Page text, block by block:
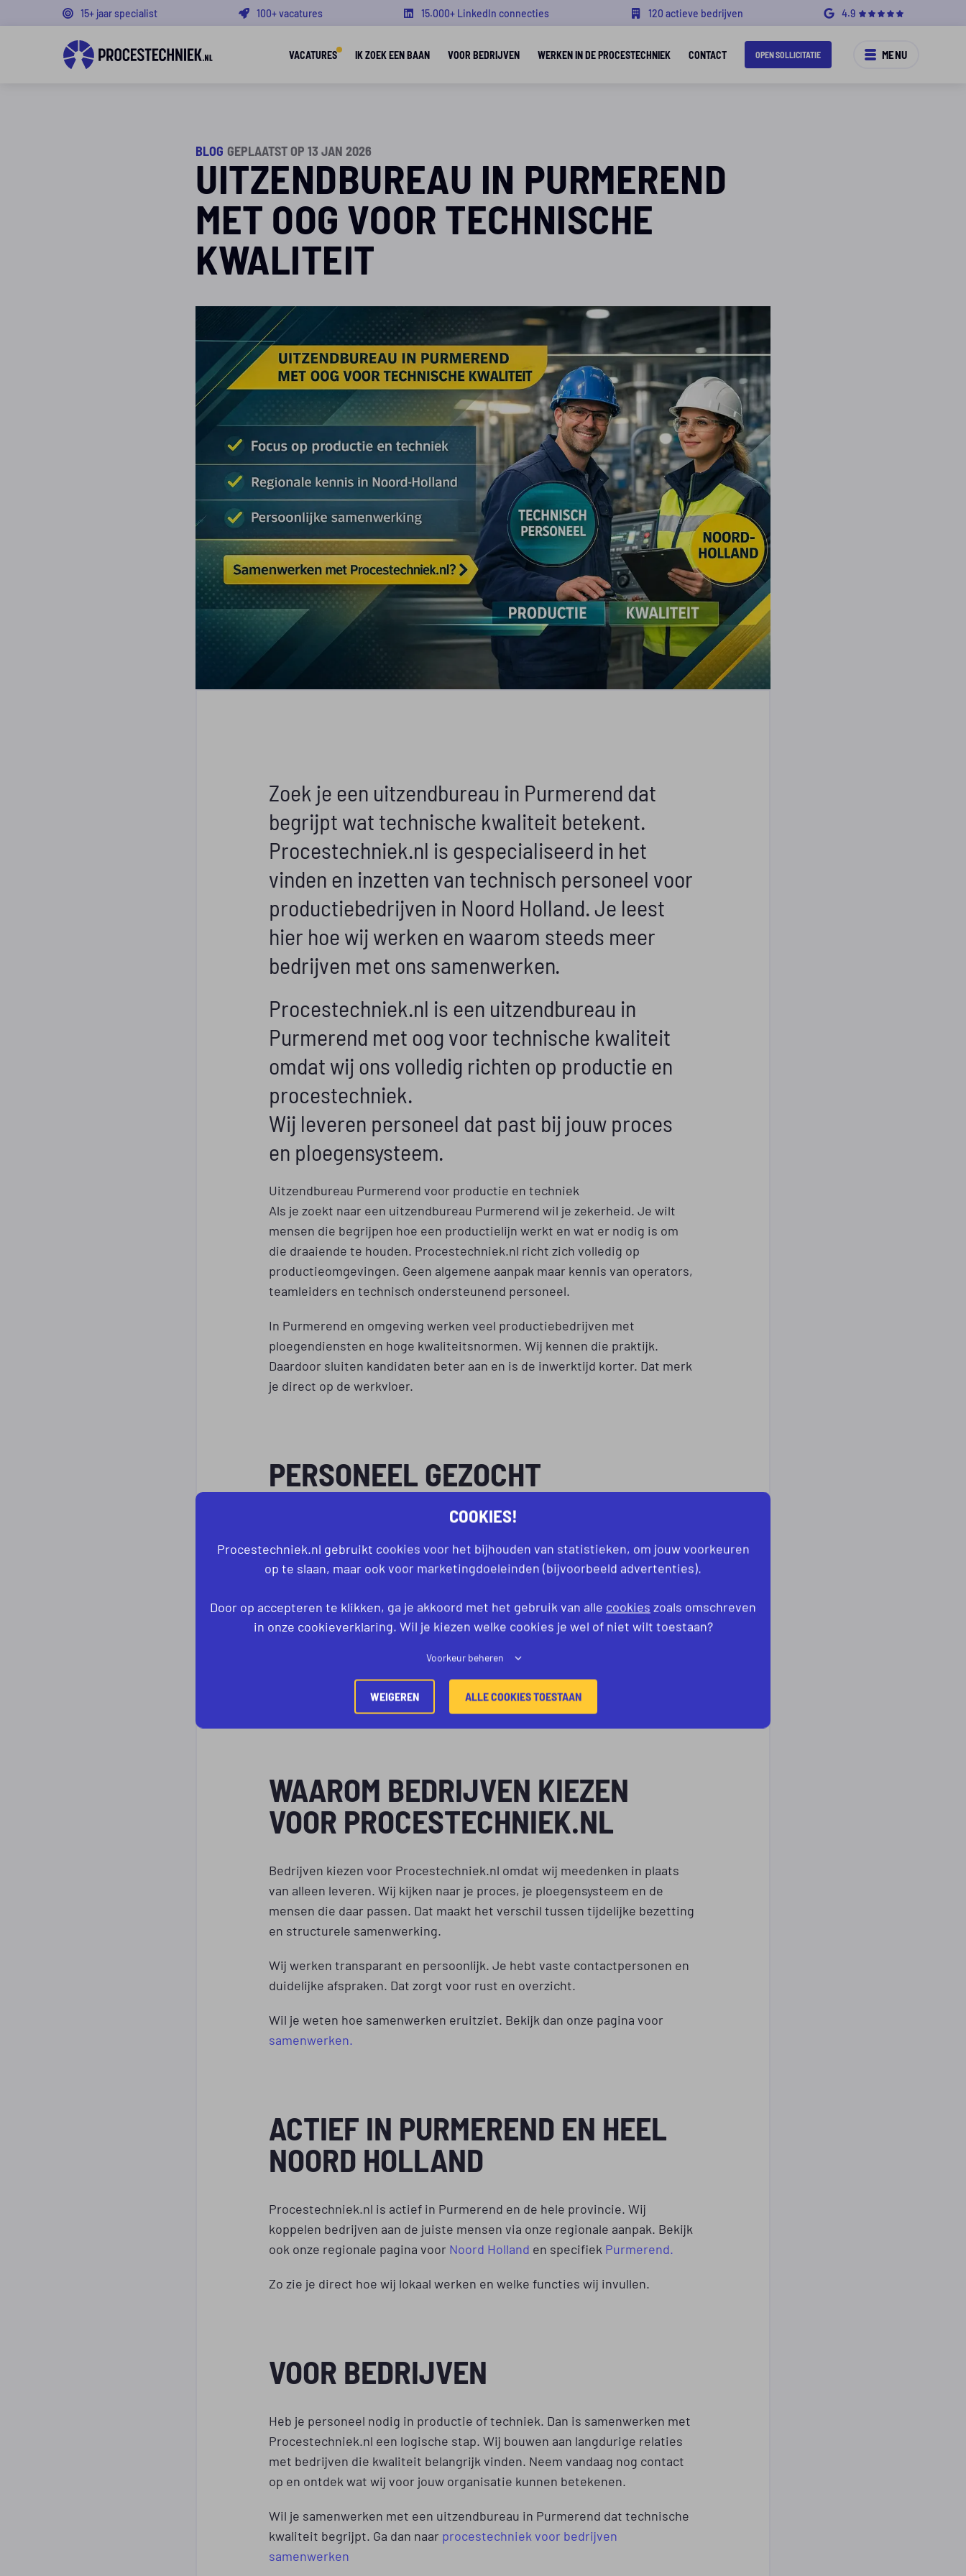
15+ jaar specialist 100+ vacatures 15.000+ LinkedIn connecties 120 actieve bedrijven 4.9
VACATURES IK ZOEK EEN BAAN VOOR BEDRIJVEN WERKEN IN DE PROCESTECHNIEK CONTACT OPEN SOLLICITATIE MENU
BLOG GEPLAATST OP 13 JAN 2026
UITZENDBUREAU IN PURMEREND
MET OOG VOOR TECHNISCHE
KWALITEIT
Zoek je een uitzendbureau in Purmerend dat
begrijpt wat technische kwaliteit betekent.
Procestechniek.nl is gespecialiseerd in het
vinden en inzetten van technisch personeel voor
productiebedrijven in Noord Holland. Je leest
hier hoe wij werken en waarom steeds meer
bedrijven met ons samenwerken.
Procestechniek.nl is een uitzendbureau in
Purmerend met oog voor technische kwaliteit
omdat wij ons volledig richten op productie en
procestechniek.
Wij leveren personeel dat past bij jouw proces
en ploegensysteem.
Uitzendbureau Purmerend voor productie en techniek
Als je zoekt naar een uitzendbureau Purmerend wil je zekerheid. Je wilt
mensen die begrijpen hoe een productielijn werkt en wat er nodig is om
die draaiende te houden. Procestechniek.nl richt zich volledig op
productieomgevingen. Geen algemene aanpak maar kennis van operators,
teamleiders en technisch ondersteunend personeel.
In Purmerend en omgeving werken veel productiebedrijven met
ploegendiensten en hoge kwaliteitsnormen. Wij kennen die praktijk.
Daardoor sluiten kandidaten beter aan en is de inwerktijd korter. Dat merk
je direct op de werkvloer.
PERSONEEL GEZOCHT
PURMEREND MET REGIONALE
KENNIS
Procestechniek.nl werkt al jaren samen met productiebedrijven in Noord
Holland en daar net buiten. Denk aan samenwerkingen met Starbucks,
Ook in de Zaanstreek en Alkmaar zijn wij actief bij bedrijven zoals
Exter,Hekos, Pouch Alliance,TubesenVemedia
WAAROM BEDRIJVEN KIEZEN
VOOR PROCESTECHNIEK.NL
Bedrijven kiezen voor Procestechniek.nl omdat wij meedenken in plaats
van alleen leveren. Wij kijken naar je proces, je ploegensysteem en de
mensen die daar passen. Dat maakt het verschil tussen tijdelijke bezetting
en structurele samenwerking.
Wij werken transparant en persoonlijk. Je hebt vaste contactpersonen en
duidelijke afspraken. Dat zorgt voor rust en overzicht.
Wil je weten hoe samenwerken eruitziet. Bekijk dan onze pagina voor
samenwerken.
ACTIEF IN PURMEREND EN HEEL
NOORD HOLLAND
Procestechniek.nl is actief in Purmerend en de hele provincie. Wij
koppelen bedrijven aan de juiste mensen via onze regionale aanpak. Bekijk
ook onze regionale pagina voor Noord Holland en specifiek Purmerend.
Zo zie je direct hoe wij lokaal werken en welke functies wij invullen.
VOOR BEDRIJVEN
Heb je personeel nodig in productie of techniek. Dan is samenwerken met
Procestechniek.nl een logische stap. Wij bouwen aan langdurige relaties
met bedrijven die kwaliteit belangrijk vinden. Neem vandaag nog contact
op en ontdek wat wij voor jouw organisatie kunnen betekenen.
Wil je samenwerken met een uitzendbureau in Purmerend dat technische
kwaliteit begrijpt. Ga dan naar procestechniek voor bedrijven
samenwerken
COOKIES!
Procestechniek.nl gebruikt cookies voor het bijhouden van statistieken, om jouw voorkeuren
op te slaan, maar ook voor marketingdoeleinden (bijvoorbeeld advertenties).
Door op accepteren te klikken, ga je akkoord met het gebruik van alle cookies zoals omschreven
in onze cookieverklaring. Wil je kiezen welke cookies je wel of niet wilt toestaan?
Voorkeur beheren
WEIGEREN ALLE COOKIES TOESTAAN